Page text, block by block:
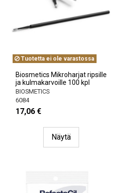
Tuotetta ei ole varastossa
Biosmetics Mikroharjat ripsille
ja kulmakarvoille 100 kpl
BIOSMETICS
6084
17,06 €
Näytä